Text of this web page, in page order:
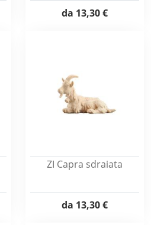
da 13,30 €
ZI Capra sdraiata
da 13,30 €